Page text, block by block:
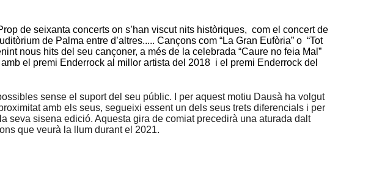
de seixanta concerts on s’han viscut nits històriques, com el concert de
de Palma entre d’altres..... Cançons com “La Gran Eufòria” o “Tot
nous hits del seu cançoner, a més de la celebrada “Caure no feia Mal”
el premi Enderrock al millor artista del 2018 i el premi Enderrock del
sense el suport del seu públic. I per aquest motiu Dausà ha volgut
amb els seus, segueixi essent un dels seus trets diferencials i per
seva sisena edició. Aquesta gira de comiat precedirà una aturada dalt
que veurà la llum durant el 2021.